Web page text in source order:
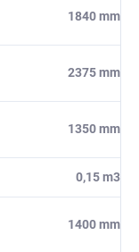
1840 mm
2375 mm
1350 mm
0,15 m3
1400 mm